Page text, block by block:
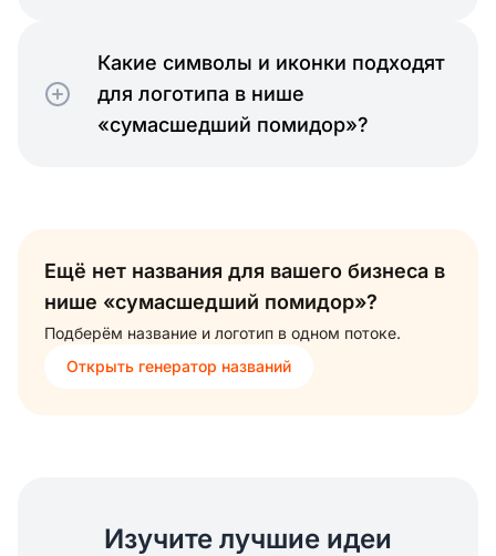
Какие символы и иконки подходят
для логотипа в нише
«сумасшедший помидор»?
Ещё нет названия для вашего бизнеса в
нише «сумасшедший помидор»?
Подберём название и логотип в одном потоке.
Открыть генератор названий
Изучите лучшие идеи